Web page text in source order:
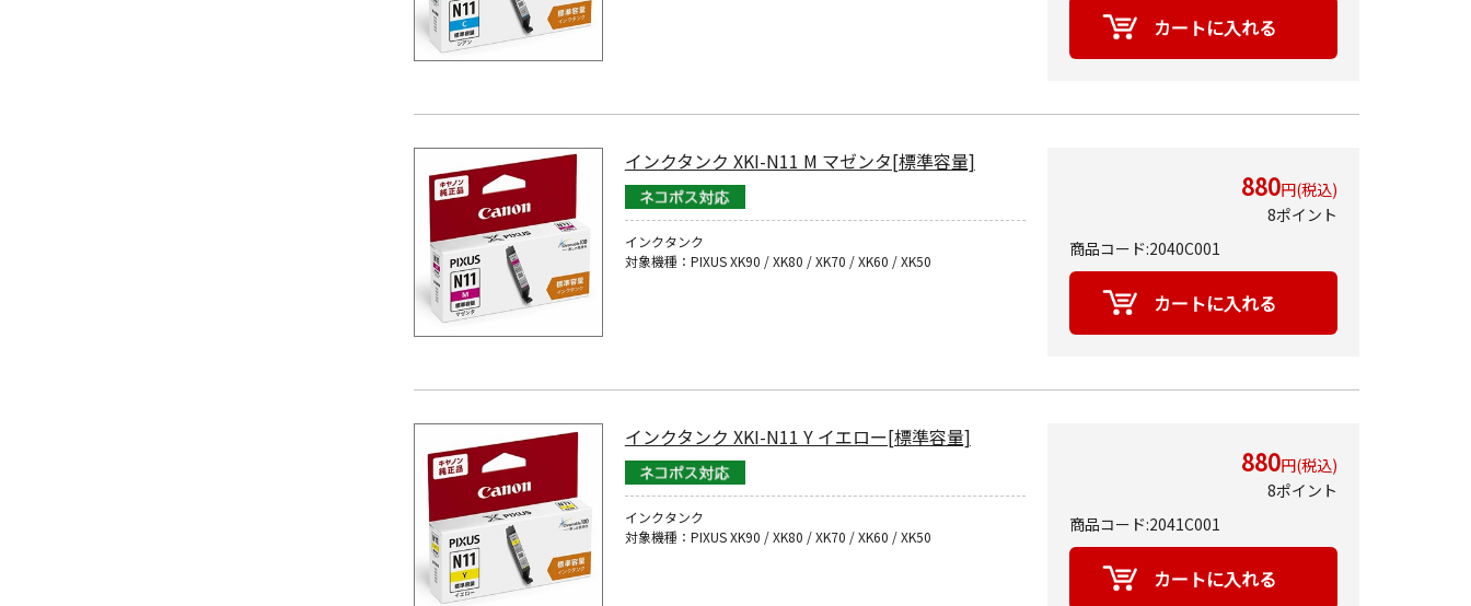
インクタンク XKI-N11 M マゼンタ[標準容量]
インクタンク
対象機種：PIXUS XK90 / XK80 / XK70 / XK60 / XK50
880円(税込)
8ポイント
商品コード:2040C001
インクタンク XKI-N11 Y イエロー[標準容量]
インクタンク
対象機種：PIXUS XK90 / XK80 / XK70 / XK60 / XK50
880円(税込)
8ポイント
商品コード:2041C001